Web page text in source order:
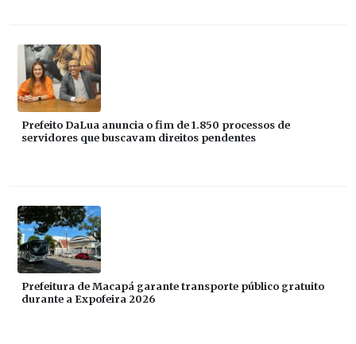
Prefeito DaLua anuncia o fim de 1.850 processos de
servidores que buscavam direitos pendentes
Prefeitura de Macapá garante transporte público gratuito
durante a Expofeira 2026